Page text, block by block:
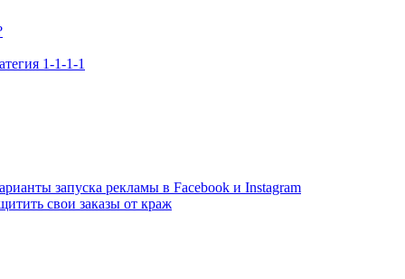
1-1-1-1
запуска рекламы в Facebook и Instagram
свои заказы от краж